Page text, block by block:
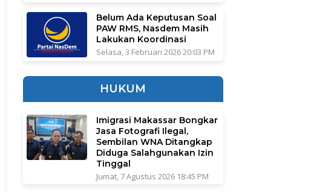
Belum Ada Keputusan Soal
PAW RMS, Nasdem Masih
Lakukan Koordinasi
Selasa, 3 Februari 2026 20:03 PM
HUKUM
Imigrasi Makassar Bongkar
Jasa Fotografi Ilegal,
Sembilan WNA Ditangkap
Diduga Salahgunakan Izin
Tinggal
Jumat, 7 Agustus 2026 18:45 PM